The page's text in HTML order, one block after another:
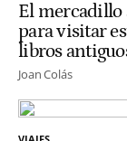
El mercadillo
para visitar
libros
Joan Colás